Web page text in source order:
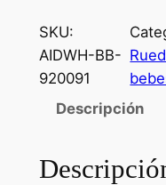
SKU:
AIDWH-BB-
920091
Descripción